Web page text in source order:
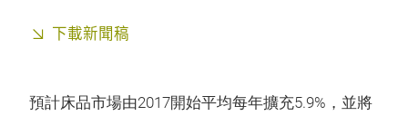
下載新聞稿
預計床品市場由2017開始平均每年擴充5.9%，並將